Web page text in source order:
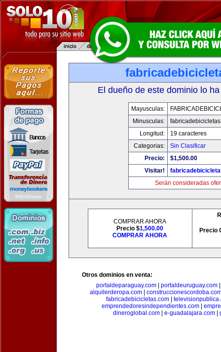
El dueño de este dominio lo
Mayusculas:
Minusculas:
Longitud:
19 caracteres
Categorias:
Sin Clasificar
Precio:
$1,500.00
Visitar!
Serán consideradas
COMPRAR AHORA
Precio $1,500.00
COMPRAR AHORA
Precio
Otros dominios en venta:
portaldeparaguay.com| portaldeuruguay.com
alquilerderopa.com|
fabricadebicicletas.com
emprendedoresindependientes.com|
dineroglobal.com
e-guadalajara.com